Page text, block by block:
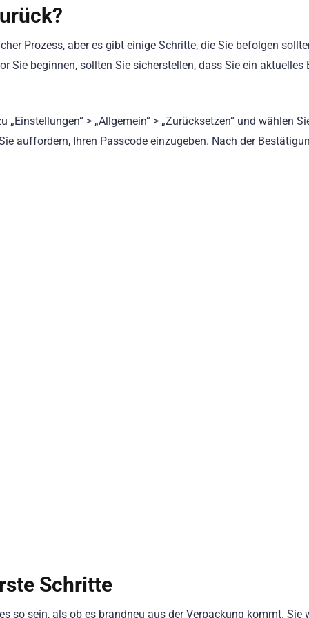
Prozess, aber es gibt einige Schritte, die Sie befolgen
Sie beginnen, sollten Sie sicherstellen, dass Sie ein aktuelles
> „Allgemein“ > „Zurücksetzen“ und wählen
auffordern, Ihren Passcode einzugeben. Nach der
Schritte
so sein, als ob es brandneu aus der Verpackung kommt. Sie